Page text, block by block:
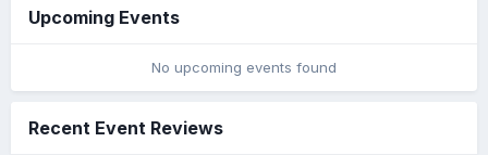
Upcoming Events
No upcoming events found
Recent Event Reviews